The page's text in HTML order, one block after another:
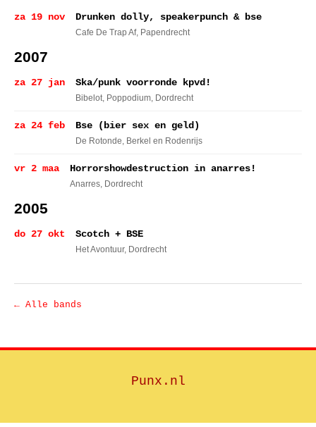
za 19 nov Drunken dolly, speakerpunch & bse
Cafe De Trap Af, Papendrecht
2007
za 27 jan Ska/punk voorronde kpvd!
Bibelot, Poppodium, Dordrecht
za 24 feb Bse (bier sex en geld)
De Rotonde, Berkel en Rodenrijs
vr 2 maa Horrorshowdestruction in anarres!
Anarres, Dordrecht
2005
do 27 okt Scotch + BSE
Het Avontuur, Dordrecht
← Alle bands
Punx.nl